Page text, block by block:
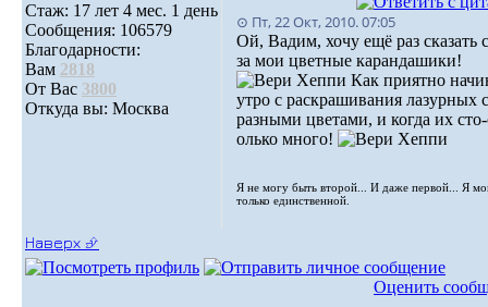
Стаж: 17 лет 4 мес. 1 день
Сообщения: 106579
Благодарности:
Вам 2818
От Вас 3800
Откуда вы: Москва
⊙ Пт, 22 Окт, 2010. 07:05
Ой, Вадим, хочу ещё раз сказать
за мои цветные карандашики!
Как приятно
утро с раскрашивания лазурных
разными цветами, и когда их
олько много!
Я не могу быть второй... И даже первой... Я
только единственной.
Наверх ⮵
Оценить